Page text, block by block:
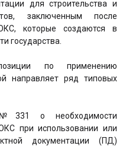
для строительства и
заключенным после
которые создаются в
государства.
по применению
направляет ряд типовых
№331 о необходимости
при использовании или
документации (ПД)